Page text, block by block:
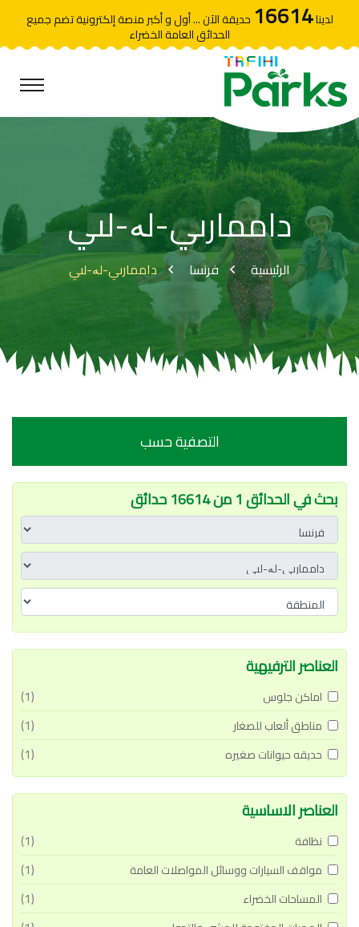
لدينا16614 حديقة الآن ... أول و أكبر منصة إلكترونية تضم جميع
الحدائق العامة الخضراء
داممارىي-لە-لىي
الرئيسية فرنسا داممارىي-لە-لىي
التصفية حسب
بحث في الحدائق 1 من 16614 حدائق
العناصر الترفيهية
اماكن جلوس (1)
مناطق ألعاب للصغار (1)
حديقه حيوانات صغيره (1)
العناصر الاساسية
نظافة (1)
مواقف السيارات ووسائل المواصلات العامة (1)
المساحات الخضراء (1)